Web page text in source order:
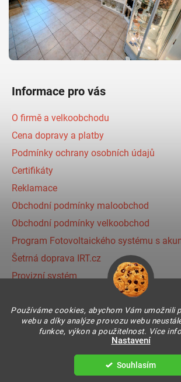
Používáme cookies, abychom Vám umožnili
webu a díky analýze provozu webu
funkce, výkon a použitelnost. Více
Nastavení
Souhlasím
Informace pro vás
O firmě a velkoobchodu
Cena dopravy a platby
Podmínky ochrany osobních údajů
Certifikáty
Reklamace
Obchodní podmínky maloobchod
Obchodní podmínky velkoobchod
Program Fotovoltaického systému s
Šetrná doprava IRT.cz
Provizní systém
Instagram